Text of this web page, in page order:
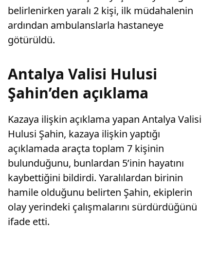
belirlenirken yaralı 2 kişi, ilk müdahalenin
ardından ambulanslarla hastaneye
götürüldü.
Antalya Valisi Hulusi
Şahin’den açıklama
Kazaya ilişkin açıklama yapan Antalya Valisi
Hulusi Şahin, kazaya ilişkin yaptığı
açıklamada araçta toplam 7 kişinin
bulunduğunu, bunlardan 5’inin hayatını
kaybettiğini bildirdi. Yaralılardan birinin
hamile olduğunu belirten Şahin, ekiplerin
olay yerindeki çalışmalarını sürdürdüğünü
ifade etti.